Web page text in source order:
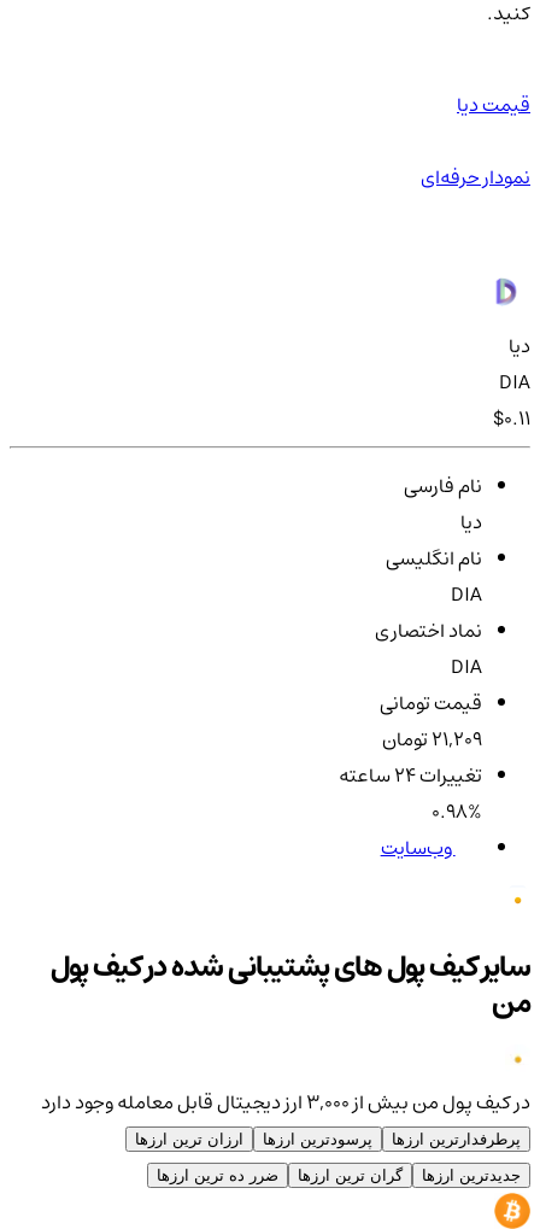
کنید.
قیمت دیا
نمودار حرفه‌ای
دیا
DIA
$0.11
نام فارسی
دیا
نام انگلیسی
DIA
نماد اختصاری
DIA
قیمت تومانی
21,209 تومان
تغییرات ۲۴ ساعته
0.98%
وب‌سایت
سایر کیف پول های پشتیبانی شده در کیف پول
من
در کیف پول من بیش از ۳,۰۰۰ ارز دیجیتال قابل معامله وجود دارد
پرطرفدارترین ارزها پرسودترین ارزها
ارزان ترین ارزها
جدیدترین ارزها
گران ترین ارزها ضرر ده ترین ارزها